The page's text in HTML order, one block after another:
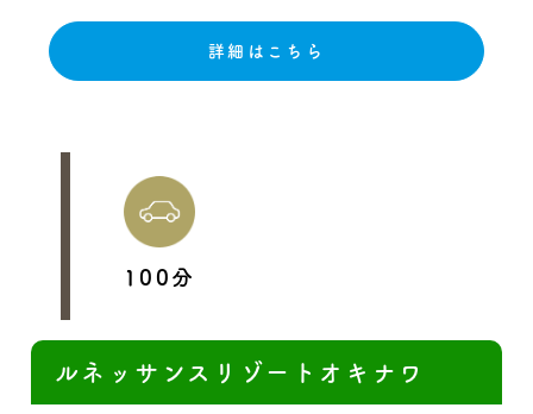
詳細はこちら
100分
ルネッサンスリゾートオキナワ